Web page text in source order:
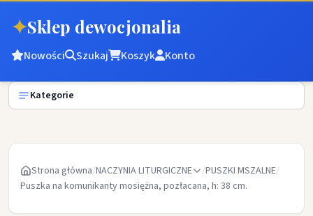
✦Sklep dewocjonalia
Nowości Szukaj Koszyk Konto
Kategorie
Strona główna/NACZYNIA LITURGICZNE /PUSZKI MSZALNE/
Puszka na komunikanty mosiężna, pozłacana, h: 38 cm.